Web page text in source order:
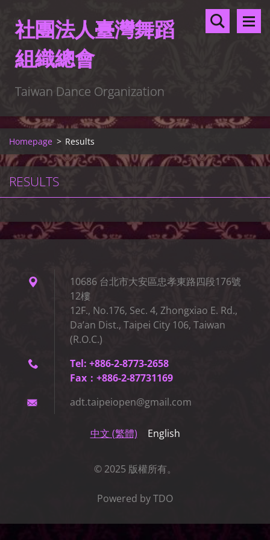
社團法人臺灣舞蹈
組織總會
Taiwan Dance Organization
Homepage > Results
RESULTS
10686 台北市大安區忠孝東路四段176號
12樓
12F., No.176, Sec. 4, Zhongxiao E. Rd.,
Da’an Dist., Taipei City 106, Taiwan
(R.O.C.)
Tel: +886-2-8773-2658
Fax：+886-2-87731169
adt.taipeiopen@gmail.com
中文 (繁體) English
© 2025 版權所有。
Powered by TDO